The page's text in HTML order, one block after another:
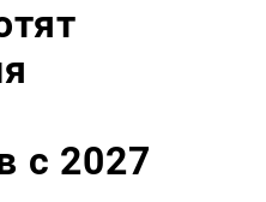
с 2027